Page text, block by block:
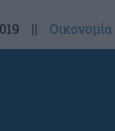
|| Οικονομία